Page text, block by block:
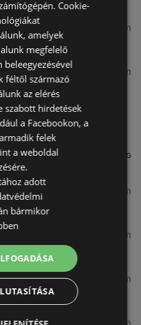
5,58 km
5,84 km
a közelben
TÁVOLSÁG
3,26 km
3,26 km
3,31 km
Cookie-
amelyek
megfelelő
beleegyezésével
féltől származó
az elérés
szabott hirdetések
a Facebookon, a
felek
a weboldal
adott
bármikor